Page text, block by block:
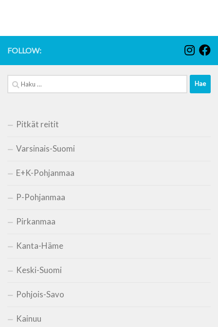
FOLLOW:
Haku:
Pitkät reitit
Varsinais-Suomi
E+K-Pohjanmaa
P-Pohjanmaa
Pirkanmaa
Kanta-Häme
Keski-Suomi
Pohjois-Savo
Kainuu